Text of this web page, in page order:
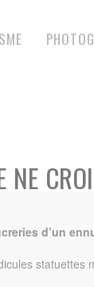
NE
d’un
statuettes